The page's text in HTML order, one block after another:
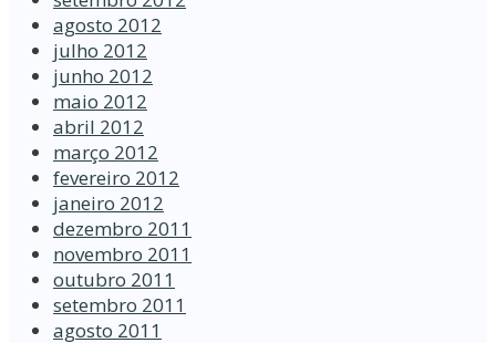
agosto 2012
julho 2012
junho 2012
maio 2012
abril 2012
março 2012
fevereiro 2012
janeiro 2012
dezembro 2011
novembro 2011
outubro 2011
setembro 2011
agosto 2011